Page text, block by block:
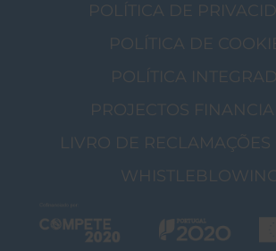
POLÍTICA DE
POLÍTICA DE
POLÍTICA
PROJECTOS
LIVRO DE